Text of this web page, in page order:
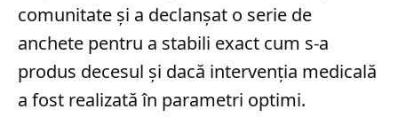
comunitate și a declanșat o serie de
anchete pentru a stabili exact cum s-a
produs decesul și dacă intervenția medicală
a fost realizată în parametri optimi.